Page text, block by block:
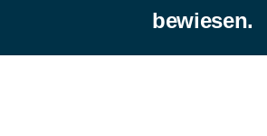
bewiesen.